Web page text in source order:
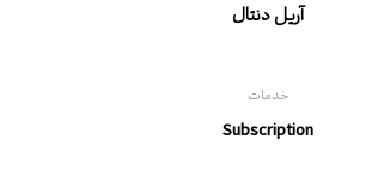
آریل دنتال
خدمات
Subscription